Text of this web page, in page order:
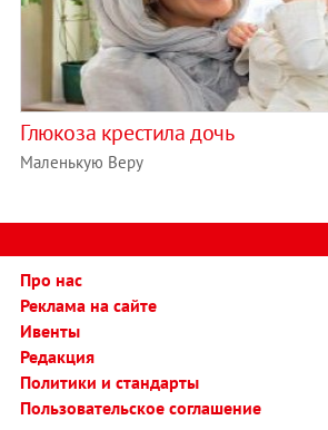
Глюкоза крестила дочь
Маленькую Веру
Про нас
Реклама на сайте
Ивенты
Редакция
Политики и стандарты
Пользовательское соглашение